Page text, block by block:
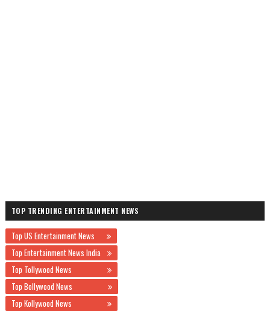
TOP TRENDING ENTERTAINMENT NEWS
Top US Entertainment News
Top Entertainment News India
Top Tollywood News
Top Bollywood News
Top Kollywood News